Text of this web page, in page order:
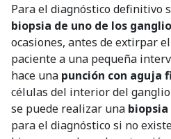
Para el diagnóstico definitivo
biopsia de uno de los
ocasiones, antes de extirpar
paciente a una pequeña
hace una punción con aguja
células del interior del
se puede realizar una biopsia
para el diagnóstico si no